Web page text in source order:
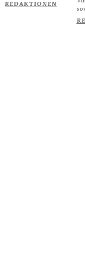
REDAKTIONEN